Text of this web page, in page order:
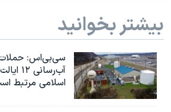
بیشتر بخوانید
سی‌بی‌اس: حملات
اسلامی مرتبط